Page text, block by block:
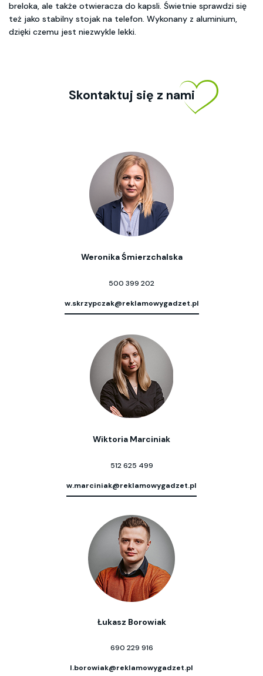
breloka, ale także otwieracza do kapsli. Świetnie sprawdzi się
też jako stabilny stojak na telefon. Wykonany z aluminium,
dzięki czemu jest niezwykle lekki.
Skontaktuj się z nami
Weronika Śmierzchalska
500 399 202
w.skrzypczak@reklamowygadzet.pl
Wiktoria Marciniak
512 625 499
w.marciniak@reklamowygadzet.pl
Łukasz Borowiak
690 229 916
l.borowiak@reklamowygadzet.pl